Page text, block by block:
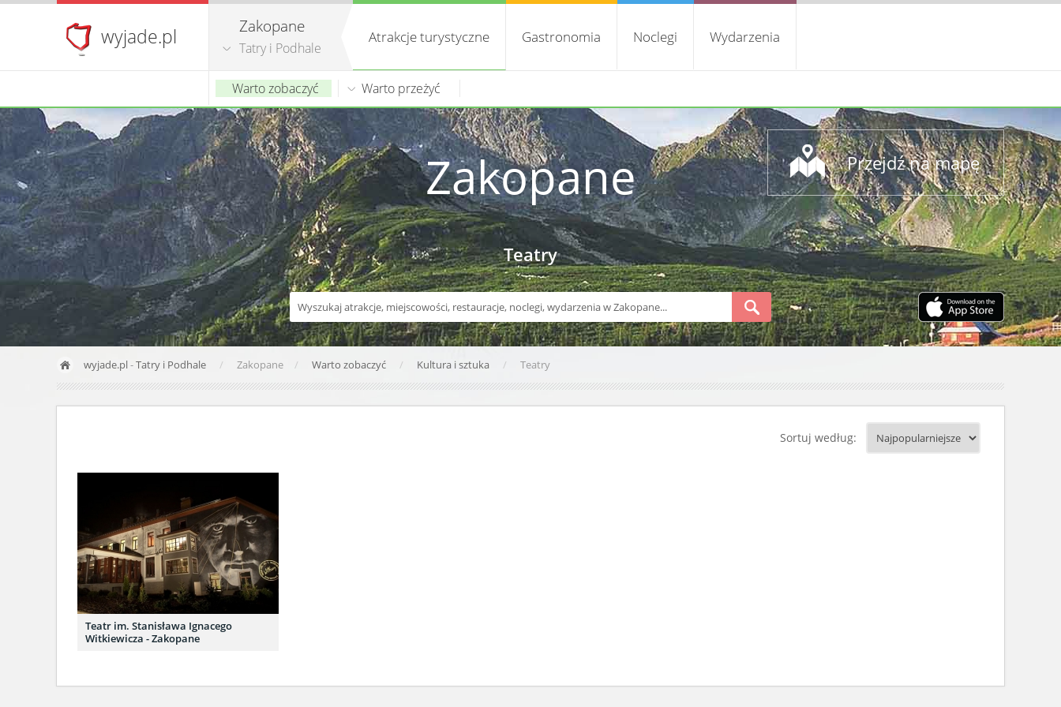
wyjade.pl Zakopane
Tatry i Podhale
Atrakcje turystyczne
Warto zobaczyć Warto przeżyć
Gastronomia Noclegi Wydarzenia
Zakopane
Teatry
Przejdź na mapę
wyjade.pl-Tatry i Podhale Zakopane Warto zobaczyć Kultura i sztuka Teatry
Sortuj według:
Teatr im. Stanisława Ignacego
Witkiewicza - Zakopane